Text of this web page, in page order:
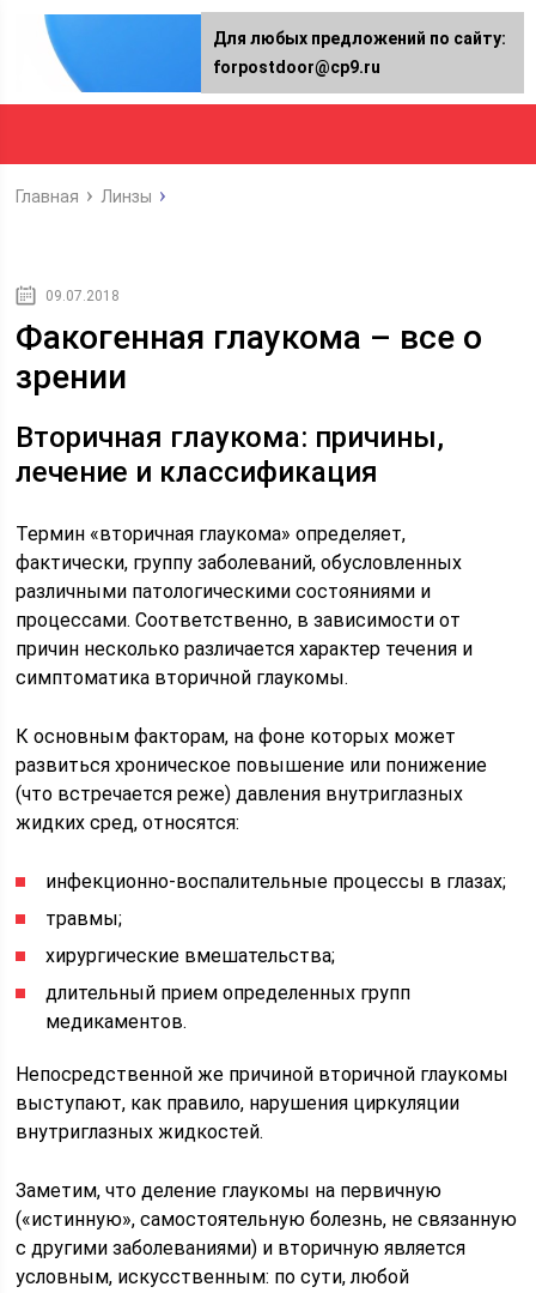
Главная Линзы
09.07.2018
Факогенная глаукома – все о
зрении
Вторичная глаукома: причины,
лечение и классификация
Термин «вторичная глаукома» определяет,
фактически, группу заболеваний, обусловленных
различными патологическими состояниями и
процессами. Соответственно, в зависимости от
причин несколько различается характер течения и
симптоматика вторичной глаукомы.
К основным факторам, на фоне которых может
развиться хроническое повышение или понижение
(что встречается реже) давления внутриглазных
жидких сред, относятся:
инфекционно-воспалительные процессы в глазах;
травмы;
хирургические вмешательства;
длительный прием определенных групп
медикаментов.
Непосредственной же причиной вторичной глаукомы
выступают, как правило, нарушения циркуляции
внутриглазных жидкостей.
Заметим, что деление глаукомы на первичную
(«истинную», самостоятельную болезнь, не связанную
с другими заболеваниями) и вторичную является
условным, искусственным: по сути, любой
Для любых предложений по сайту:
forpostdoor@cp9.ru